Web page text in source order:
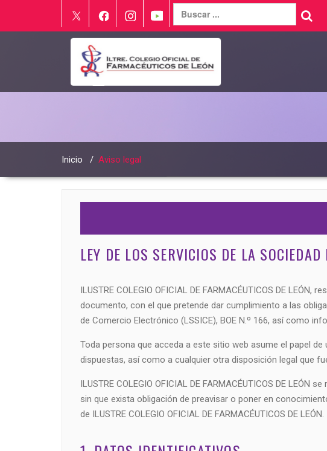
Inicio / Aviso legal
LEY DE LOS SERVICIOS DE LA
ILUSTRE COLEGIO OFICIAL DE FARMACÉUTICOS DE
documento, con el que pretende dar cumplimiento a las
de Comercio Electrónico (LSSICE), BOE N.º 166, así como
Toda persona que acceda a este sitio web asume el papel
dispuestas, así como a cualquier otra disposición legal que
ILUSTRE COLEGIO OFICIAL DE FARMACÉUTICOS DE
sin que exista obligación de preavisar o poner en
de ILUSTRE COLEGIO OFICIAL DE FARMACÉUTICOS DE LEÓN.